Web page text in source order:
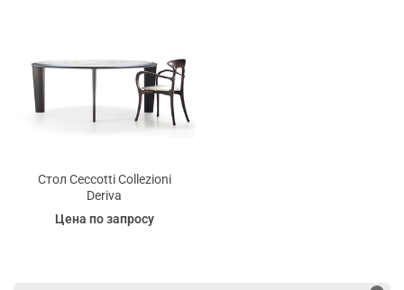
Стол Ceccotti Collezioni
Deriva
Цена по запросу